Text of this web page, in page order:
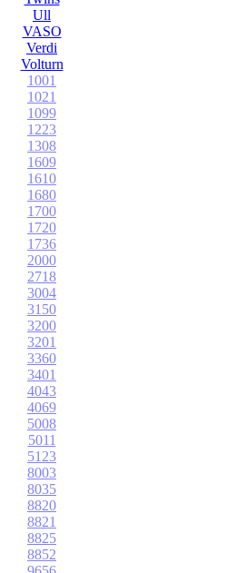
Ull
VASO
Verdi
Volturn
1001
1021
1099
1223
1308
1609
1610
1680
1700
1720
1736
2000
2718
3004
3150
3200
3201
3360
3401
4043
4069
5008
5011
5123
8003
8035
8820
8821
8825
8852